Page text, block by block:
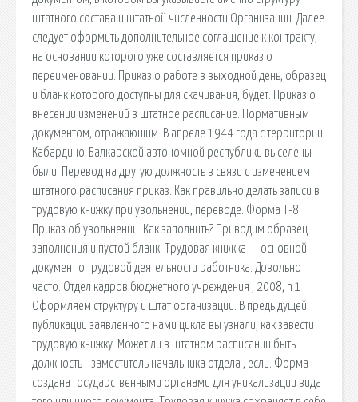
штатного состава и штатной численности Организации. Далее
следует оформить дополнительное соглашение к контракту,
на основании которого уже составляется приказ о
переименовании. Приказ о работе в выходной день, образец
и бланк которого доступны для скачивания, будет. Приказ о
внесении изменений в штатное расписание. Нормативным
документом, отражающим. В апреле 1944 года с территории
Кабардино-Балкарской автономной республики выселены
были. Перевод на другую должность в связи с изменением
штатного расписания приказ. Как правильно делать записи в
трудовую книжку при увольнении, переводе. Форма Т-8.
Приказ об увольнении. Как заполнить? Приводим образец
заполнения и пустой бланк. Трудовая книжка — основной
документ о трудовой деятельности работника. Довольно
часто. Отдел кадров бюджетного учреждения , 2008, n 1
Оформляем структуру и штат организации. В предыдущей
публикации заявленного нами цикла вы узнали, как завести
трудовую книжку. Может ли в штатном расписании быть
должность - заместитель начальника отдела , если. Форма
создана государственными органами для уникализации вида